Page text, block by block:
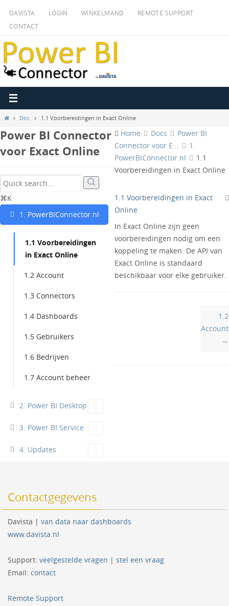
inhoud
DAVISTA LOGIN WINKELMAND
REMOTE SUPPORT
CONTACT
HomeDoc 1.1 Voorbereidingen in Exact Online
Power BI Connector
voor Exact Online
⌘K
1. PowerBIConnector.nl
1.1 Voorbereidingen
in Exact Online
1.2 Account
1.3 Connectors
1.4 Dashboards
1.5 Gebruikers
1.6 Bedrijven
1.7 Account beheer
2. Power BI Desktop
3. Power BI Service
4. Updates
Home Docs
Power BI
Connector voor E...
1.
PowerBIConnector.nl
1.1
Voorbereidingen in Exact Online
1.1 Voorbereidingen in Exact
Online
In Exact Online zijn geen
voorbereidingen nodig om een
koppeling te maken. De API van
Exact Online is standaard
beschikbaar voor elke gebruiker.
1.2
Account
→
Contactgegevens
Davista | van data naar dashboards
www.davista.nl
Support: veelgestelde vragen | stel een vraag
Email: contact
Remote Support